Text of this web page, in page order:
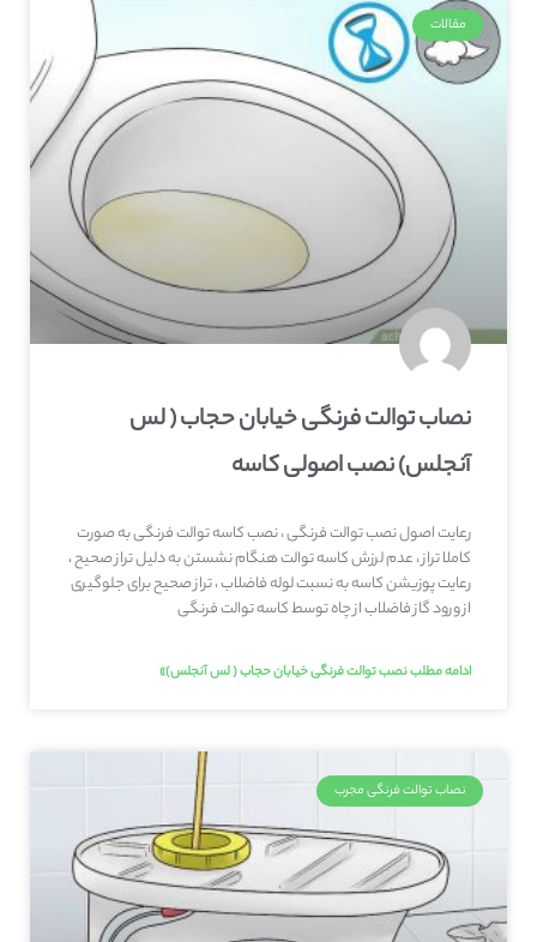
مقالات
نصاب توالت فرنگی خیابان حجاب ( لس
آنجلس) نصب اصولی کاسه
رعایت اصول نصب توالت فرنگی ، نصب کاسه توالت فرنگی به صورت
کاملا تراز ، عدم لرزش کاسه توالت هنگام نشستن به دلیل تراز صحیح ،
رعایت پوزیشن کاسه به نسبت لوله فاضلاب ، تراز صحیح برای جلوگیری
از ورود گاز فاضلاب از چاه توسط کاسه توالت فرنگی
ادامه مطلب نصب توالت فرنگی خیابان حجاب ( لس آنجلس)»
نصاب توالت فرنگی مجرب